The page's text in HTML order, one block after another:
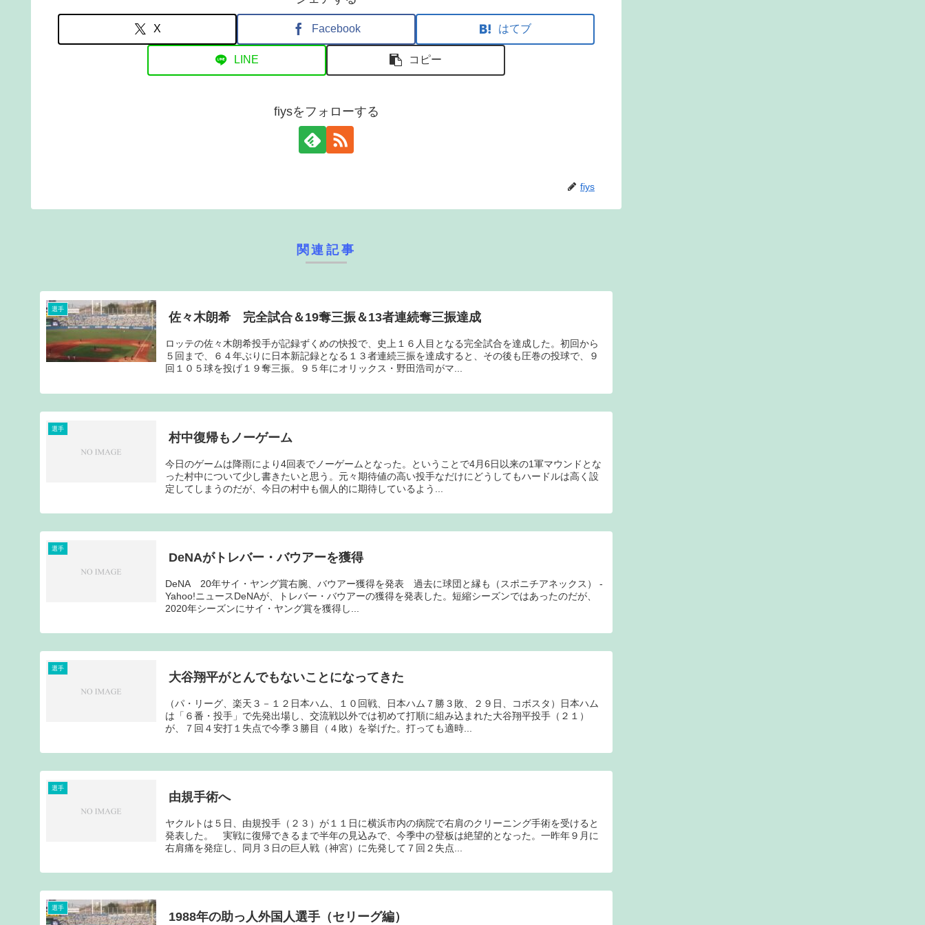
X Facebook はてブ
LINE コピー
fiysをフォローする
fiys
関連記事
選手
佐々木朗希 完全試合＆19奪三振＆13者連続奪三振達成
ロッテの佐々木朗希投手が記録ずくめの快投で、史上１６人目となる完全試合を達成した。初回から
５回まで、６４年ぶりに日本新記録となる１３者連続三振を達成すると、その後も圧巻の投球で、９
回１０５球を投げ１９奪三振。９５年にオリックス・野田浩司がマ...
選手
村中復帰もノーゲーム
今日のゲームは降雨により4回表でノーゲームとなった。ということで4月6日以来の1軍マウンドとな
った村中について少し書きたいと思う。元々期待値の高い投手なだけにどうしてもハードルは高く設
定してしまうのだが、今日の村中も個人的に期待しているよう...
選手
DeNAがトレバー・バウアーを獲得
DeNA 20年サイ・ヤング賞右腕、バウアー獲得を発表 過去に球団と縁も（スポニチアネックス） -
Yahoo!ニュースDeNAが、トレバー・バウアーの獲得を発表した。短縮シーズンではあったのだが、
2020年シーズンにサイ・ヤング賞を獲得し...
選手
大谷翔平がとんでもないことになってきた
（パ・リーグ、楽天３－１２日本ハム、１０回戦、日本ハム７勝３敗、２９日、コボスタ）日本ハム
は「６番・投手」で先発出場し、交流戦以外では初めて打順に組み込まれた大谷翔平投手（２１）
が、７回４安打１失点で今季３勝目（４敗）を挙げた。打っても適時...
選手
由規手術へ
ヤクルトは５日、由規投手（２３）が１１日に横浜市内の病院で右肩のクリーニング手術を受けると
発表した。 実戦に復帰できるまで半年の見込みで、今季中の登板は絶望的となった。一昨年９月に
右肩痛を発症し、同月３日の巨人戦（神宮）に先発して７回２失点...
選手
1988年の助っ人外国人選手（セリーグ編）